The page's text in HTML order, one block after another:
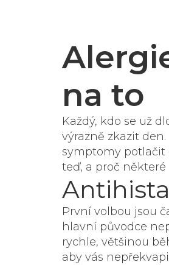
na to
Každý, kdo se už
výrazně zkazit
symptomy potlačit
teď, a proč
První volbou jsou
hlavní původce
rychle, většinou
aby vás